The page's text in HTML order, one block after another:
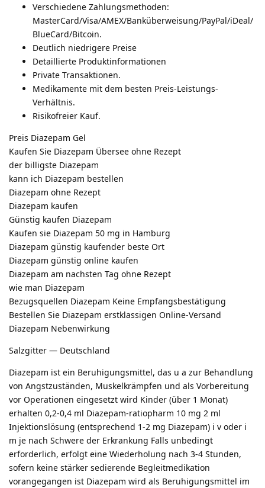
Verschiedene Zahlungsmethoden:
MasterCard/Visa/AMEX/Banküberweisung/PayPal/iDeal/
BlueCard/Bitcoin.
Deutlich niedrigere Preise
Detaillierte Produktinformationen
Private Transaktionen.
Medikamente mit dem besten Preis-Leistungs-
Verhältnis.
Risikofreier Kauf.
Preis Diazepam Gel
Kaufen Sie Diazepam Übersee ohne Rezept
der billigste Diazepam
kann ich Diazepam bestellen
Diazepam ohne Rezept
Diazepam kaufen
Günstig kaufen Diazepam
Kaufen sie Diazepam 50 mg in Hamburg
Diazepam günstig kaufender beste Ort
Diazepam günstig online kaufen
Diazepam am nachsten Tag ohne Rezept
wie man Diazepam
Bezugsquellen Diazepam Keine Empfangsbestätigung
Bestellen Sie Diazepam erstklassigen Online-Versand
Diazepam Nebenwirkung
Salzgitter — Deutschland
Diazepam ist ein Beruhigungsmittel, das u a zur Behandlung
von Angstzuständen, Muskelkrämpfen und als Vorbereitung
vor Operationen eingesetzt wird Kinder (über 1 Monat)
erhalten 0,2-0,4 ml Diazepam-ratiopharm 10 mg 2 ml
Injektionslösung (entsprechend 1-2 mg Diazepam) i v oder i
m je nach Schwere der Erkrankung Falls unbedingt
erforderlich, erfolgt eine Wiederholung nach 3-4 Stunden,
sofern keine stärker sedierende Begleitmedikation
vorangegangen ist Diazepam wird als Beruhigungsmittel im